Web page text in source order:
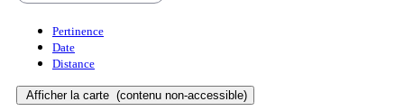
Pertinence
Date
Distance
Afficher la carte (contenu non-accessible)